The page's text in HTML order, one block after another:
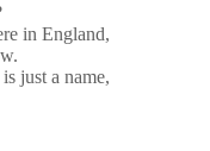
in England,
just a name,